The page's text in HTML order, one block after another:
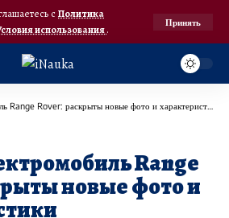
с Политика
использования.
Принять
Range Rover: раскрыты новые фото и характеристики
Range
новые фото и